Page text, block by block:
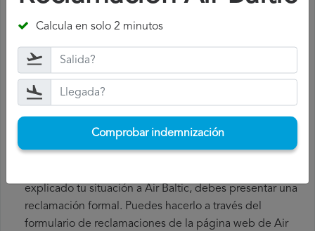
Reúne toda la documentación necesaria
vuelo, la fecha de salida, el aeropuerto de origen y el
aeropuerto de destino. También es recomendable que
guardes todos los documentos relacionados con el
vuelo, como la tarjeta de embarque, el billete y los
recibos de gastos adicionales que hayas tenido que
explicado tu situación a Air Baltic, debes presentar una
reclamación formal. Puedes hacerlo a través del
formulario de reclamaciones de la página web de Air
Calcula en solo 2 minutos
Comprobar indemnización